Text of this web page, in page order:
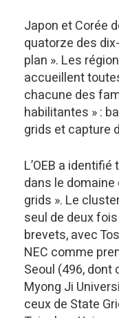
Japon et Corée
quatorze des
plan ». Les
accueillent
chacune des
habilitantes » :
grids et capture
L’OEB a
dans le
grids ». Le
seul de deux
brevets, avec
NEC comme
Seoul (496, dont
Myong Ji
ceux de State